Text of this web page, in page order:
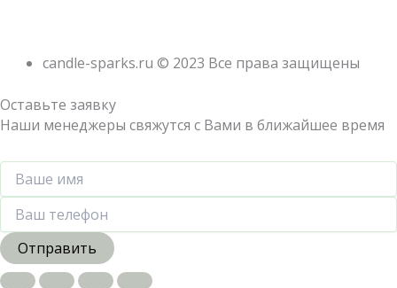
candle-sparks.ru © 2023 Все права защищены
Оставьте заявку
Наши менеджеры свяжутся с Вами в ближайшее время
Отправить